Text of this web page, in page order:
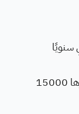
أسترالي سنويًا
سيتم دفع هذه المنحة كمكافأة نقدية قدرها 15000